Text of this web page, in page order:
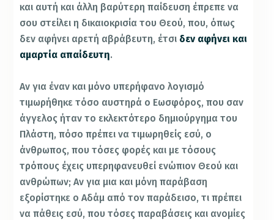
και αυτή και άλλη βαρύτερη παίδευση έπρεπε να
σου στείλει η δικαιοκρισία του Θεού, που, όπως
δεν αφήνει αρετή αβράβευτη, έτσι δεν αφήνει και
αμαρτία απαίδευτη.
Αν για έναν και μόνο υπερήφανο λογισμό
τιμωρήθηκε τόσο αυστηρά ο Εωσφόρος, που σαν
άγγελος ήταν το εκλεκτότερο δημιούργημα του
Πλάστη, πόσο πρέπει να τιμωρηθείς εσύ, ο
άνθρωπος, που τόσες φορές και με τόσους
τρόπους έχεις υπερηφανευθεί ενώπιον Θεού και
ανθρώπων; Αν για μια και μόνη παράβαση
εξορίστηκε ο Αδάμ από τον παράδεισο, τι πρέπει
να πάθεις εσύ, που τόσες παραβάσεις και ανομίες